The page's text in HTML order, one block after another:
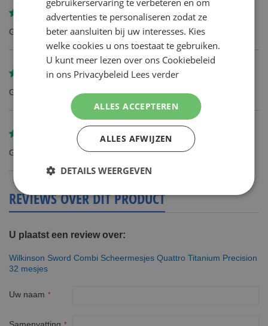
Gereviewd door Joris Saenen
Goede scheermesje.
Gereviewd door Luc
Gunstige prijs
Gereviewd door Kees Mommers
Gebruik deze mesjes al jaren. Zeer tevreden.
REVIEWS OVER DIT PRODUCT
U plaatst een review over:
Wilkinson Sword Combi Scheermesjes Quattro Titanium Precision
32 mesjes
Uw naam
Samenvatting
advertenties te personaliseren zodat ze
beter aansluiten bij uw interesses. Kies
welke cookies u ons toestaat te gebruiken.
U kunt meer lezen over ons Cookiebeleid
in ons Privacybeleid Lees verder
ALLES ACCEPTEREN
ALLES AFWIJZEN
DETAILS WEERGEVEN